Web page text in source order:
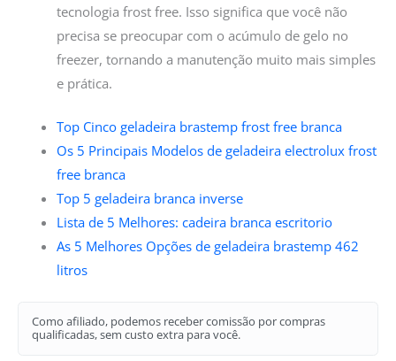
tecnologia frost free. Isso significa que você não
precisa se preocupar com o acúmulo de gelo no
freezer, tornando a manutenção muito mais simples
e prática.
Top Cinco geladeira brastemp frost free branca
Os 5 Principais Modelos de geladeira electrolux frost
free branca
Top 5 geladeira branca inverse
Lista de 5 Melhores: cadeira branca escritorio
As 5 Melhores Opções de geladeira brastemp 462
litros
Como afiliado, podemos receber comissão por compras
qualificadas, sem custo extra para você.